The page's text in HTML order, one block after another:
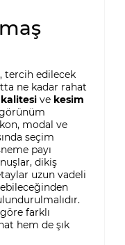
tercih edilecek
ne kadar rahat
ve kesim
modal ve
seçim
payı
dikiş
uzun vadeli
farklı
hem de şık